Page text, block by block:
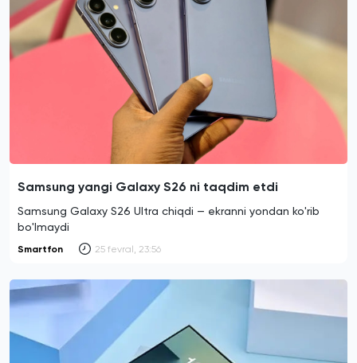
Samsung yangi Galaxy S26 ni taqdim etdi
Samsung Galaxy S26 Ultra chiqdi — ekranni yondan ko'rib
bo'lmaydi
Smartfon 25 fevral, 23:56